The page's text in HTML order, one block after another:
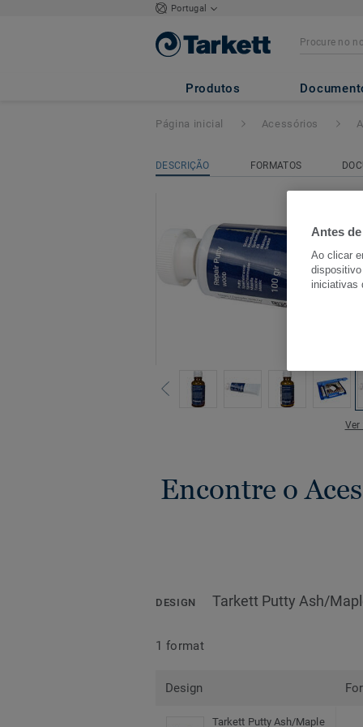
Portugal
Produtos
Acessórios de
Página inicial Acessórios
DESCRIÇÃO FORMATOS
Encontre o
DESIGN Tarkett Putty Ash/
1 format
Design
Tarkett Putty Ash/Maple
Antes
Ao clicar
iniciativas